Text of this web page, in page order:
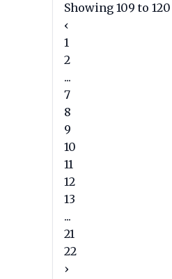
Showing 109 to 120
‹
1
2
...
7
8
9
10
11
12
13
...
21
22
›